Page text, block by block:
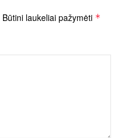
Būtini laukeliai pažymėti *